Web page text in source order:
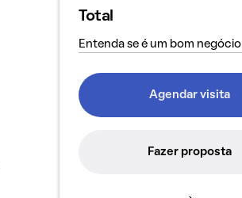
Total
Entenda se é um bom negócio
Agendar visita
Fazer proposta